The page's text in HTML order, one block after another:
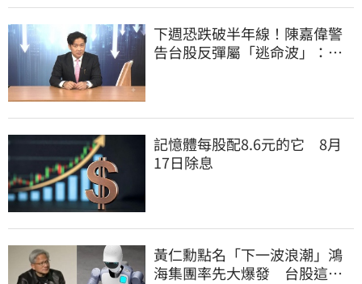
下週恐跌破半年線！陳嘉偉警
告台股反彈屬「逃命波」：空
記憶體每股配8.6元的它 8月
17日除息
黃仁勳點名「下一波浪潮」鴻
海集團率先大爆發 台股這族